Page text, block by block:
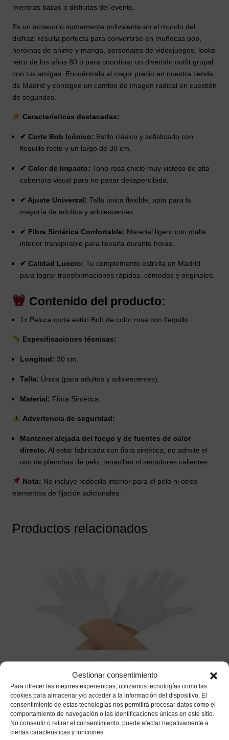
Gestionar consentimiento
Para ofrecer las mejores experiencias, utilizamos tecnologías como las
cookies para almacenar y/o acceder a la información del dispositivo. El
consentimiento de estas tecnologías nos permitirá procesar datos como el
comportamiento de navegación o las identificaciones únicas en este sitio.
No consentir o retirar el consentimiento, puede afectar negativamente a
ciertas características y funciones.
mientras bailas o disfrutas del evento.
Es un accesorio sumamente polivalente en el mundo del
disfraz: resulta perfecta para convertirse en muñecas pop,
heroínas de anime y manga, personajes de videojuegos, looks
retro de los años 80 o para coordinar un divertido outfit grupal
con tus amigas. Encuéntrala al mejor precio en nuestra tienda
de Madrid y consigue un cambio de imagen radical en cuestión
de segundos.
Características destacadas:
✔ Corte Bob Icónico: Estilo clásico y sofisticado con
flequillo recto y un largo de 30 cm.
✔ Color de Impacto: Tono rosa chicle muy vistoso de alta
cobertura visual para no pasar desapercibida.
✔ Ajuste Universal: Talla única flexible, apta para la
mayoría de adultos y adolescentes.
✔ Fibra Sintética Confortable: Material ligero con malla
interior transpirable para llevarla durante horas.
✔ Calidad Lucero: Tu complemento estrella en Madrid
para lograr transformaciones rápidas, cómodas y originales.
Contenido del producto:
1x Peluca corta estilo Bob de color rosa con flequillo.
Especificaciones técnicas:
Longitud: 30 cm.
Talla: Única (para adultos y adolescentes).
Material: Fibra Sintética.
Advertencia de seguridad:
Mantener alejada del fuego y de fuentes de calor
directo. Al estar fabricada con fibra sintética, no admite el
uso de planchas de pelo, tenacillas ni secadores calientes.
Nota: No incluye redecilla interior para el pelo ni otros
elementos de fijación adicionales.
Productos relacionados
Guantes Blancos Cortos Adulto
1,85€ IVA incluido
Añadir a mi lista de deseos